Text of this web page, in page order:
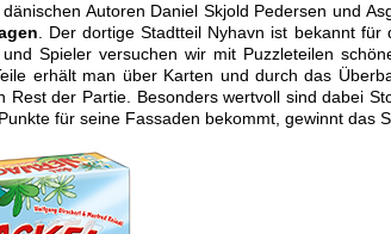
Autoren Daniel Skjold Pedersen und
. Der dortige Stadtteil Nyhavn ist bekannt
und Spieler versuchen wir mit Puzzleteilen
erhält man über Karten und durch das
Rest der Partie. Besonders wertvoll sind dabei
für seine Fassaden bekommt, gewinnt das